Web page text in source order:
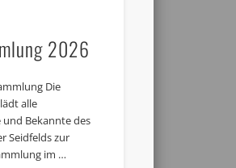
2026
Die
alle
Bekannte des
Seidfelds zur
im …